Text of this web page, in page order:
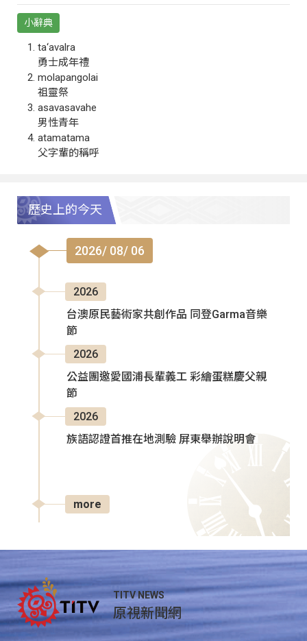
小辭典
ta‘avalra
勇士成年禮
molapangolai
祖靈祭
asavasavahe
男性青年
atamatama
父字輩的稱呼
歷史上的今天
2026/ 08/ 06
2026
台澳原民藝術家共創作品 同登Garma音樂
節
2026
公益團邀愛國浦長輩義工 彩繪蛋糕慶父親
節
2026
族語認證首推在地測驗 屏東舉辦說明會
more
TITV NEWS
原視新聞網